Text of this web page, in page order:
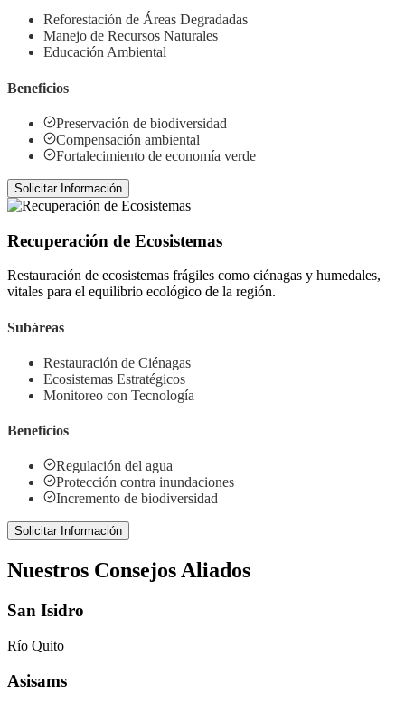
Reforestación de Áreas Degradadas
Manejo de Recursos Naturales
Educación Ambiental
Beneficios
Preservación de biodiversidad
Compensación ambiental
Fortalecimiento de economía verde
Solicitar Información
Recuperación de Ecosistemas
Restauración de ecosistemas frágiles como ciénagas y humedales,
vitales para el equilibrio ecológico de la región.
Subáreas
Restauración de Ciénagas
Ecosistemas Estratégicos
Monitoreo con Tecnología
Beneficios
Regulación del agua
Protección contra inundaciones
Incremento de biodiversidad
Solicitar Información
Nuestros Consejos Aliados
San Isidro
Río Quito
Asisams